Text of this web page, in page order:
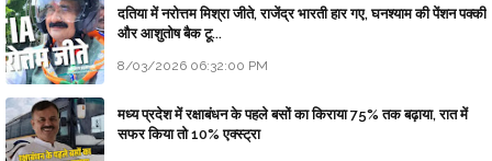
दतिया में नरोत्तम मिश्रा जीते, राजेंद्र भारती हार गए, घनश्याम की पेंशन पक्की
और आशुतोष बैक टू...
8/03/2026 06:32:00 PM
मध्य प्रदेश में रक्षाबंधन के पहले बसों का किराया 75% तक बढ़ाया, रात में
सफर किया तो 10% एक्स्ट्रा